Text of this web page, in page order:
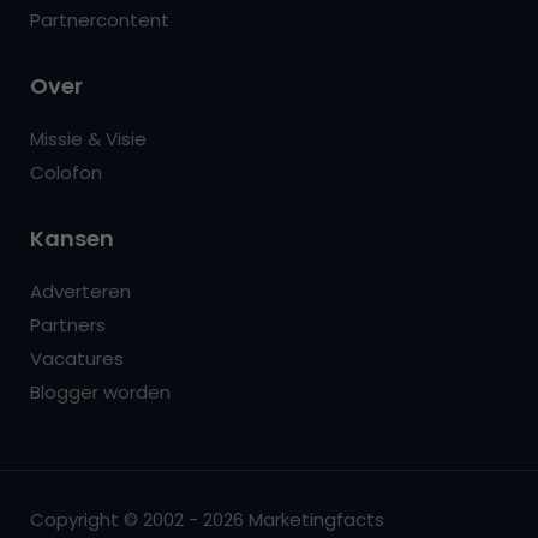
Partnercontent
Over
Missie & Visie
Colofon
Kansen
Adverteren
Partners
Vacatures
Blogger worden
Copyright © 2002 - 2026 Marketingfacts